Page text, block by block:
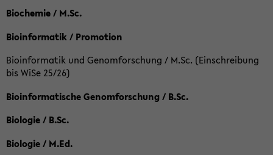
Biochemie / M.Sc.
Bioinformatik / Promotion
Bioinformatik und Genomforschung / M.Sc. (Einschreibung
bis WiSe 25/26)
Bioinformatische Genomforschung / B.Sc.
Biologie / B.Sc.
Biologie / M.Ed.